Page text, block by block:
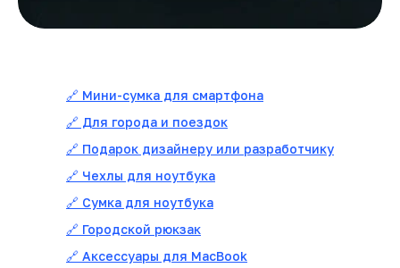
🔗 Мини-сумка для смартфона
🔗 Для города и поездок
🔗 Подарок дизайнеру или разработчику
🔗 Чехлы для ноутбука
🔗 Сумка для ноутбука
🔗 Городской рюкзак
🔗 Аксессуары для MacBook